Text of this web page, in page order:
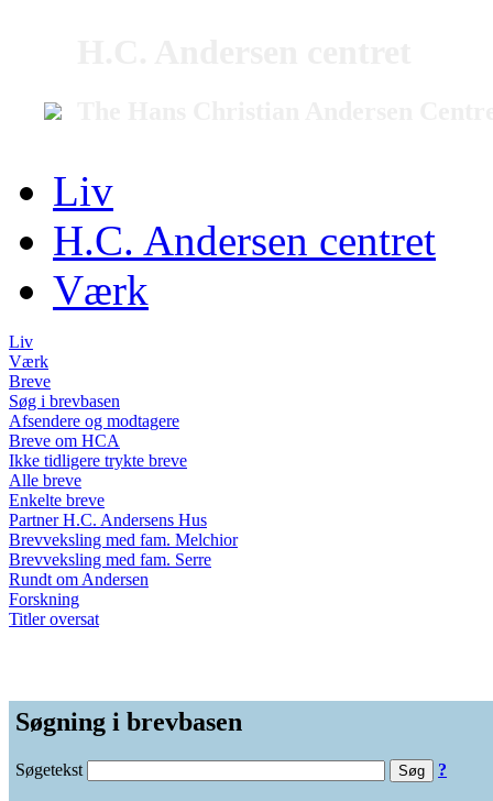
Liv
H.C. Andersen centret
Værk
Liv
Værk
Breve
Søg i brevbasen
Afsendere og modtagere
Breve om HCA
Ikke tidligere trykte breve
Alle breve
Enkelte breve
Partner H.C. Andersens Hus
Brevveksling med fam. Melchior
Brevveksling med fam. Serre
Rundt om Andersen
Forskning
Titler oversat
Søgning i brevbasen
Søgetekst ?